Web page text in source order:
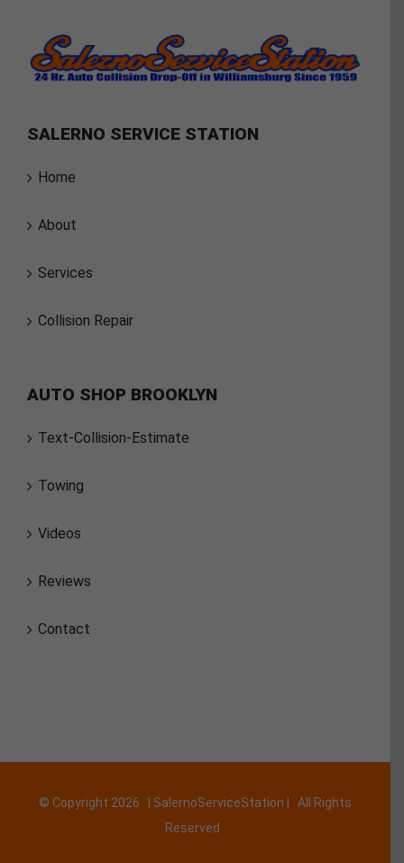
SALERNO SERVICE STATION
Home
About
Services
Collision Repair
AUTO SHOP BROOKLYN
Text-Collision-Estimate
Towing
Videos
Reviews
Contact
© Copyright 2026 | SalernoServiceStation | All Rights
Reserved